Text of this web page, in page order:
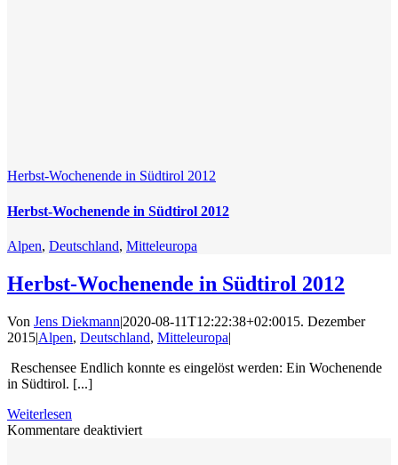
Herbst-Wochenende in Südtirol 2012
Herbst-Wochenende in Südtirol 2012
Alpen, Deutschland, Mitteleuropa
Herbst-Wochenende in Südtirol 2012
Von Jens Diekmann|2020-08-11T12:22:38+02:0015. Dezember
2015|Alpen, Deutschland, Mitteleuropa|
Reschensee Endlich konnte es eingelöst werden: Ein Wochenende
in Südtirol. [...]
Weiterlesen
Kommentare deaktiviertfür